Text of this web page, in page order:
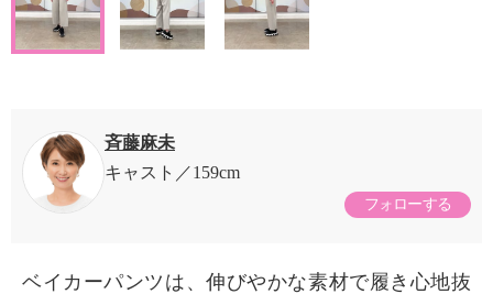
斉藤麻未
キャスト
159cm
フォローする
ベイカーパンツは、伸びやかな素材で履き心地抜